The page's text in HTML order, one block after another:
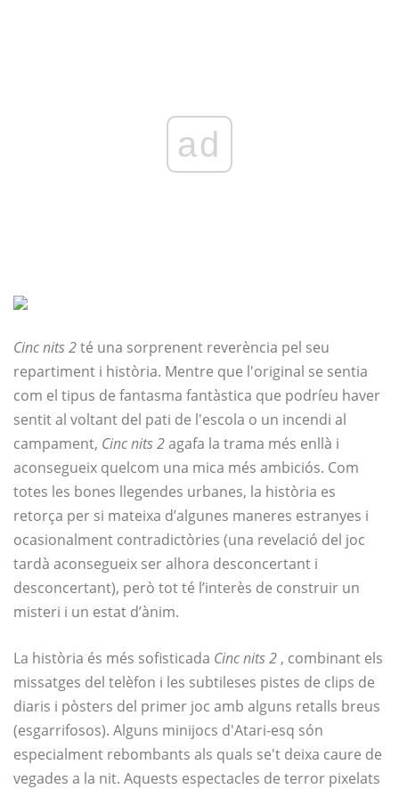
ad
Cinc nits 2té una sorprenent reverència pel seu
repartiment i història. Mentre que l'original se sentia
com el tipus de fantasma fantàstica que podríeu haver
sentit al voltant del pati de l'escola o un incendi al
campament, Cinc nits 2agafa la trama més enllà i
aconsegueix quelcom una mica més ambiciós. Com
totes les bones llegendes urbanes, la història es
retorça per si mateixa d’algunes maneres estranyes i
ocasionalment contradictòries (una revelació del joc
tardà aconsegueix ser alhora desconcertant i
desconcertant), però tot té l’interès de construir un
misteri i un estat d’ànim.
La història és més sofisticada Cinc nits 2 , combinant els
missatges del telèfon i les subtileses pistes de clips de
diaris i pòsters del primer joc amb alguns retalls breus
(esgarrifosos). Alguns minijocs d'Atari-esq són
especialment rebombants als quals se't deixa caure de
vegades a la nit. Aquests espectacles de terror pixelats